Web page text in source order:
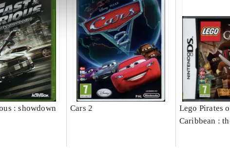
: showdown Cars 2
Lego Pirates
Caribbean :